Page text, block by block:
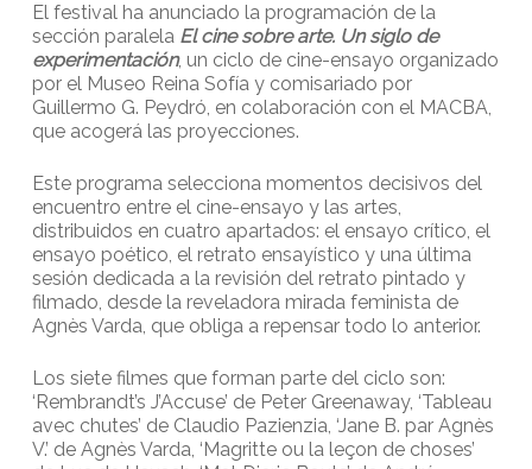
El festival ha anunciado la programación de la
sección paralela El cine sobre arte. Un siglo de
experimentación, un ciclo de cine-ensayo organizado
por el Museo Reina Sofía y comisariado por
Guillermo G. Peydró, en colaboración con el MACBA,
que acogerá las proyecciones.
Este programa selecciona momentos decisivos del
encuentro entre el cine-ensayo y las artes,
distribuidos en cuatro apartados: el ensayo crítico, el
ensayo poético, el retrato ensayístico y una última
sesión dedicada a la revisión del retrato pintado y
filmado, desde la reveladora mirada feminista de
Agnès Varda, que obliga a repensar todo lo anterior.
Los siete filmes que forman parte del ciclo son:
‘Rembrandt’s J’Accuse’ de Peter Greenaway, ‘Tableau
avec chutes’ de Claudio Pazienzia, ‘Jane B. par Agnès
V.’ de Agnès Varda, ‘Magritte ou la leçon de choses’